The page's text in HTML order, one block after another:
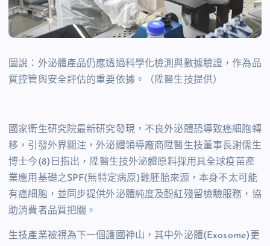
圖說：外泌體產品仍應透過科學化檢測與數據驗證，作為品
質控管與安全評估的重要依據。（陞醫生技提供）
國家衛生研究院最新研究發現，不良外泌體恐導致癌細胞轉
移，引發外界關注，外泌體領導廠商陞醫生技董事長謝儒生
博士今(8)日指出，陞醫生技外泌體原料採用具全球疫苗產
業應用基礎之SPF(無特定病原)雞胚胎來源，本身不太可能
有癌細胞，並同步提供外泌體純度及酚紅殘留檢驗服務，協
助消費者品質把關。
生技產業被視為下一個護國神山，其中外泌體(Exosome)更